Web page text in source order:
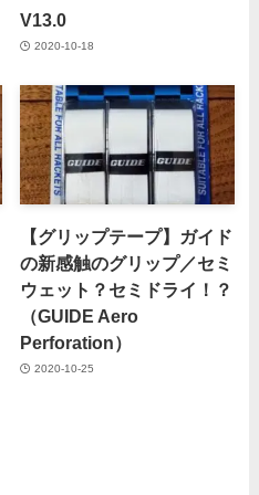
V13.0
2020-10-18
【グリップテープ】ガイド
の新感触のグリップ／セミ
ウェット？セミドライ！？
（GUIDE Aero
Perforation）
2020-10-25